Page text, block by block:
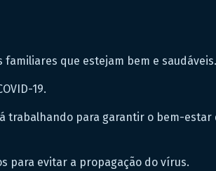
familiares que estejam bem e saudáveis.
19.
trabalhando para garantir o bem-
para evitar a propagação do vírus.